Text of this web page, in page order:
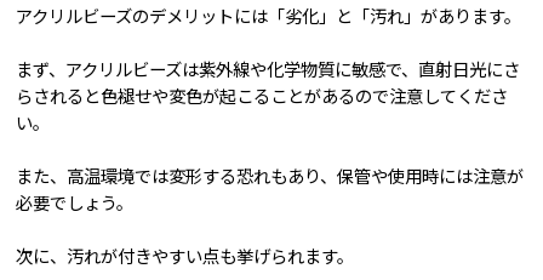
アクリルビーズのデメリットには「劣化」と「汚れ」があります。
まず、アクリルビーズは紫外線や化学物質に敏感で、直射日光にさ
らされると色褪せや変色が起こることがあるので注意してくださ
い。
また、高温環境では変形する恐れもあり、保管や使用時には注意が
必要でしょう。
次に、汚れが付きやすい点も挙げられます。